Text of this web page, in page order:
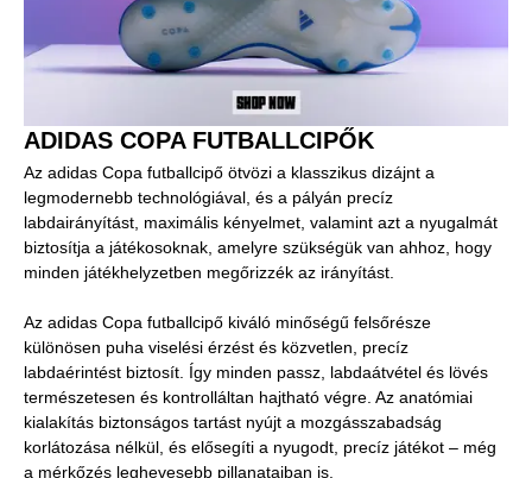
ADIDAS COPA FUTBALLCIPŐK
Az adidas Copa futballcipő ötvözi a klasszikus dizájnt a
legmodernebb technológiával, és a pályán precíz
labdairányítást, maximális kényelmet, valamint azt a nyugalmát
biztosítja a játékosoknak, amelyre szükségük van ahhoz, hogy
minden játékhelyzetben megőrizzék az irányítást.
Az adidas Copa futballcipő kiváló minőségű felsőrésze
különösen puha viselési érzést és közvetlen, precíz
labdaérintést biztosít. Így minden passz, labdaátvétel és lövés
természetesen és kontrolláltan hajtható végre. Az anatómiai
kialakítás biztonságos tartást nyújt a mozgásszabadság
korlátozása nélkül, és elősegíti a nyugodt, precíz játékot – még
a mérkőzés leghevesebb pillanataiban is.